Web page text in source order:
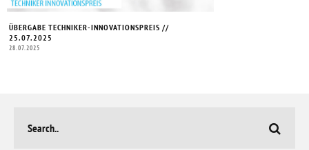
ÜBERGABE TECHNIKER-INNOVATIONSPREIS //
25.07.2025
28.07.2025